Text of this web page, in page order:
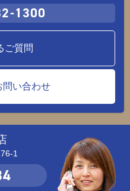
1300
ご質問
問い合わせ
1